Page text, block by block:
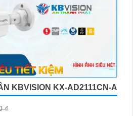
KBVISION KX-AD2111CN-A
₫